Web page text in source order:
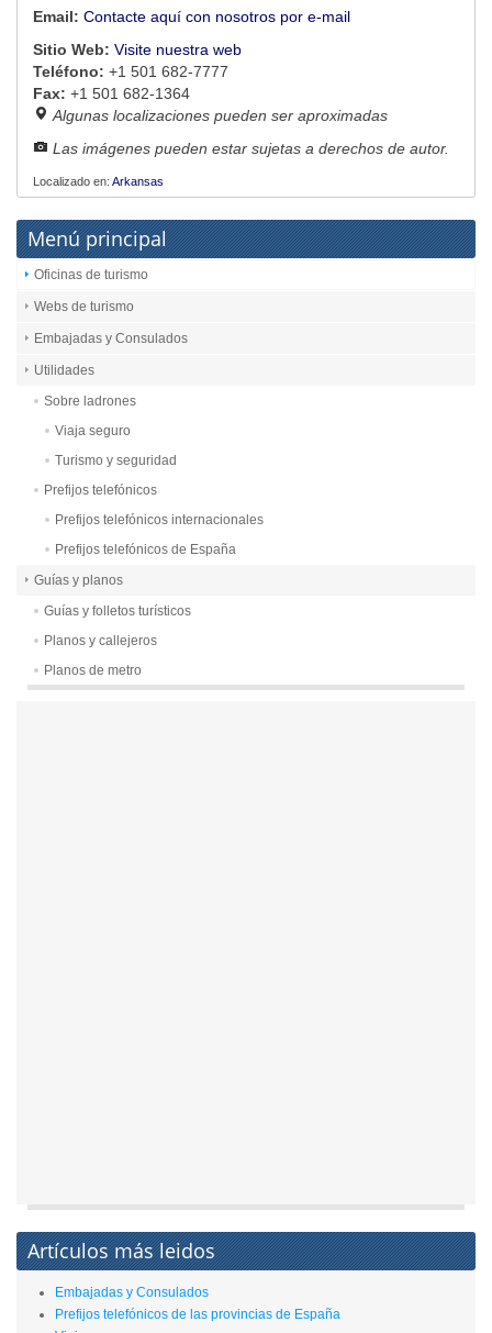
Email: Contacte aquí con nosotros por e-mail
Sitio Web: Visite nuestra web
Teléfono: +1 501 682-7777
Fax: +1 501 682-1364
Algunas localizaciones pueden ser aproximadas
Las imágenes pueden estar sujetas a derechos de autor.
Localizado en: Arkansas
Menú principal
Oficinas de turismo
Webs de turismo
Embajadas y Consulados
Utilidades
Sobre ladrones
Viaja seguro
Turismo y seguridad
Prefijos telefónicos
Prefijos telefónicos internacionales
Prefijos telefónicos de España
Guías y planos
Guías y folletos turísticos
Planos y callejeros
Planos de metro
Artículos más leidos
Embajadas y Consulados
Prefijos telefónicos de las provincias de España